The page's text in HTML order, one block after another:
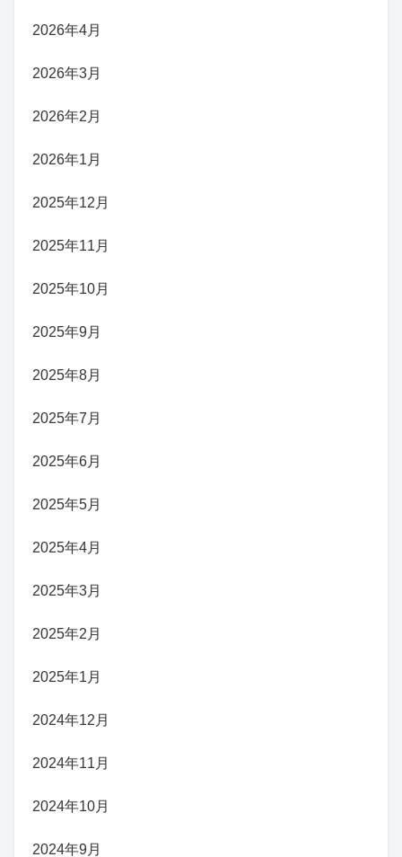
2026年4月
2026年3月
2026年2月
2026年1月
2025年12月
2025年11月
2025年10月
2025年9月
2025年8月
2025年7月
2025年6月
2025年5月
2025年4月
2025年3月
2025年2月
2025年1月
2024年12月
2024年11月
2024年10月
2024年9月